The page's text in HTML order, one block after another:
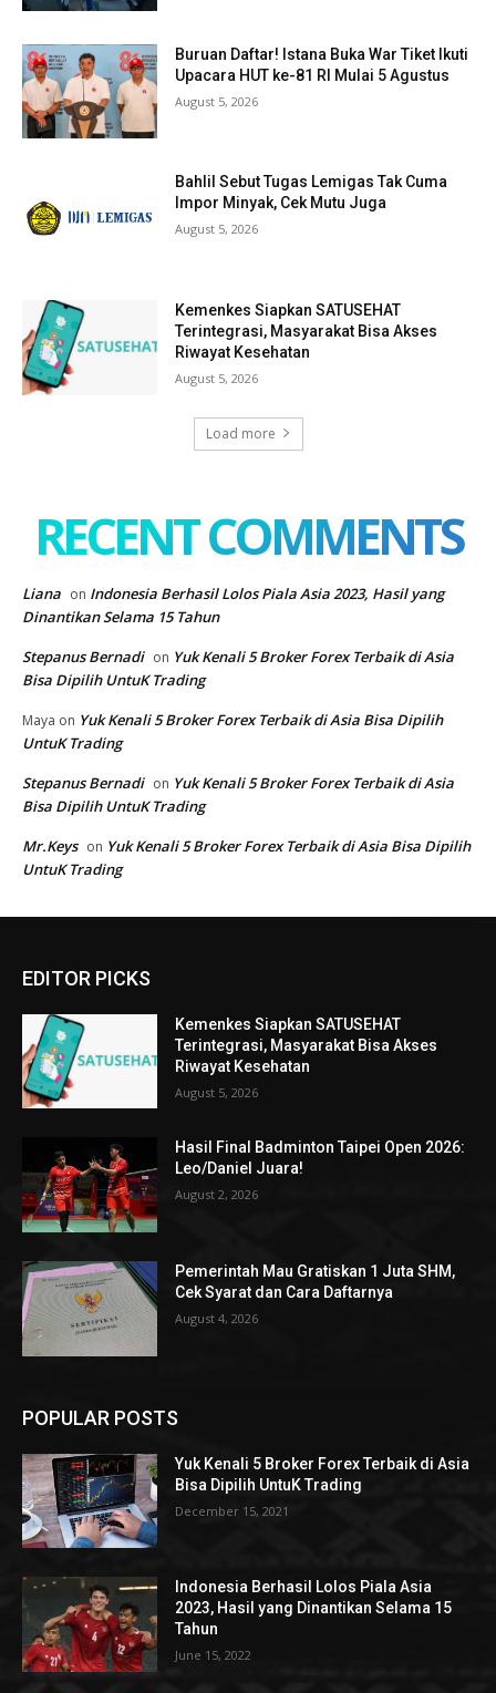
EDITOR PICKS
Kemenkes Siapkan SATUSEHAT
Terintegrasi, Masyarakat Bisa Akses
Riwayat Kesehatan
August 5, 2026
Hasil Final Badminton Taipei Open 2026:
Leo/Daniel Juara!
August 2, 2026
Pemerintah Mau Gratiskan 1 Juta SHM,
Cek Syarat dan Cara Daftarnya
August 4, 2026
POPULAR POSTS
Yuk Kenali 5 Broker Forex Terbaik di Asia
Bisa Dipilih UntuK Trading
December 15, 2021
Indonesia Berhasil Lolos Piala Asia
2023, Hasil yang Dinantikan Selama 15
Tahun
June 15, 2022